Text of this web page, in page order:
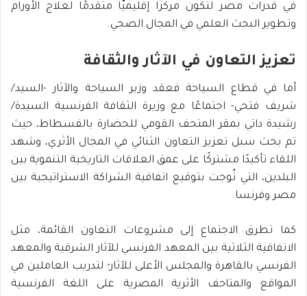
في قدرات مصر لتكون مركزًا إقليميًّا متقدمًا لعلاج الأورام
وتطوير البحث العلمي في المجال الصحي.
تعزيز التعاون في الآثار والثقافة
أما في قطاع السياحة فعقد وزير السياحة والآثار -السيد/
شريف فتحي- اجتماعًا مع وزيرة الثقافة الفرنسية السيدة/
رشيدة داتي بمقر المتحف القومي للحضارة بالفسطاط، حيث
تم بحث سبل تعزيز التعاون الثنائي في المجال الأثري، وشهد
اللقاء تأكيدًا مشتركًا على عمق العلاقات التاريخية التنموية بين
البلدين، التي تُوجت بتوقيع اتفاقية الشراكة الاستراتيجية بين
مصر وفرنسا.
كما تطرق الاجتماع إلى مشروعات التعاون القائمة، مثل
الاتفاقية الثلاثية بين المعهد الفرنسي للآثار الشرقية والمعهد
الفرنسي بالقاهرة والمجلس الأعلى للآثار؛ لتدريب العاملين في
المواقع والمتاحف الأثرية المصرية على اللغة الفرنسية